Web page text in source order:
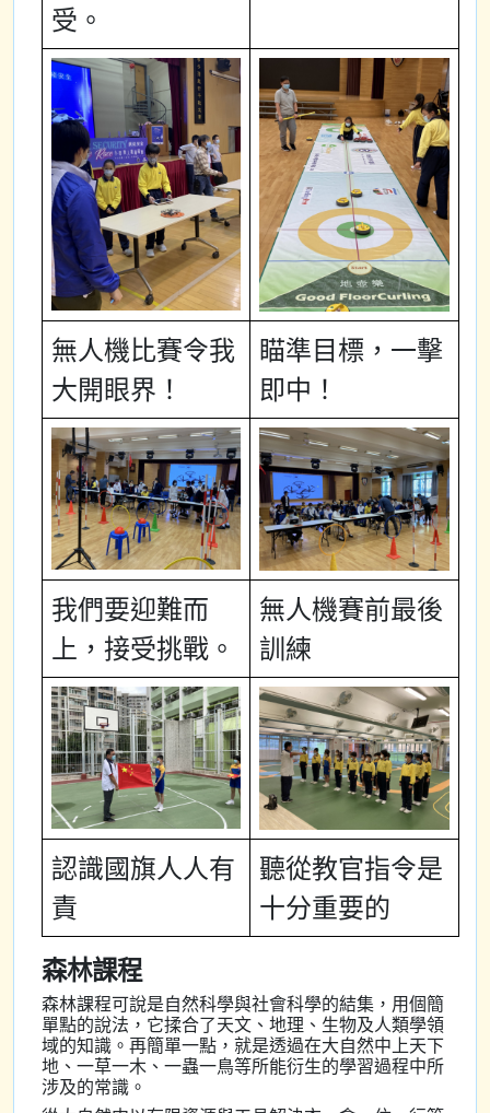
受。
無人機比賽令我
大開眼界！
瞄準目標，一擊
即中！
我們要迎難而
上，接受挑戰。
無人機賽前最後
訓練
認識國旗人人有
責
聽從教官指令是
十分重要的
森林課程
森林課程可說是自然科學與社會科學的結集，用個簡
單點的說法，它揉合了天文、地理、生物及人類學領
域的知識。再簡單一點，就是透過在大自然中上天下
地、一草一木、一蟲一鳥等所能衍生的學習過程中所
涉及的常識。